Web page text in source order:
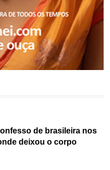
de brasileira nos
deixou o corpo